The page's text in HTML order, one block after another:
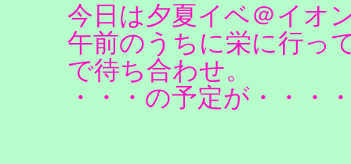
今日は夕夏イベ＠イオ
午前のうちに栄に行っ
で待ち合わせ。
・・・の予定が・・・